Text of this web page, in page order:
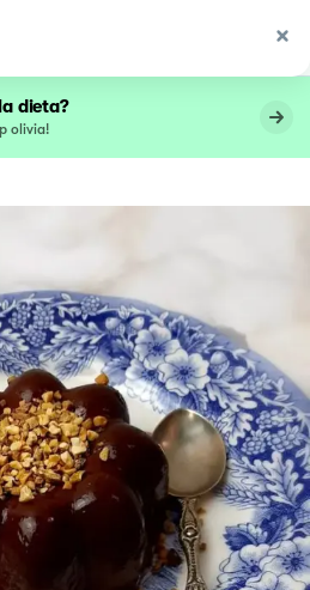
dieta?
olivia!